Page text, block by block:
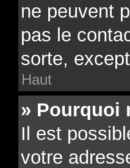
ne peuvent
pas le
sorte,
Haut
» Pourquoi
Il est
votre